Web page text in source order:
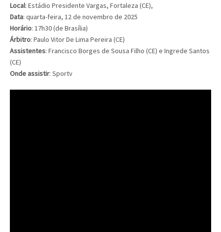
Local: Estádio Presidente Vargas, Fortaleza (CE),
Data: quarta-feira, 12 de novembro de 2025
Horário: 17h30 (de Brasília)
Árbitro: Paulo Vitor De Lima Pereira (CE)
Assistentes: Francisco Borges de Sousa Filho (CE) e Ingrede Santos
(CE)
Onde assistir: Sportv